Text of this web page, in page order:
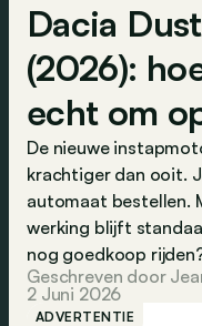
Dacia
(2026):
echt om
De nieuwe
krachtiger dan ooit.
automaat bestellen.
werking blijft
nog goedkoop
Geschreven door
2 Juni 2026
ADVERTENTIE